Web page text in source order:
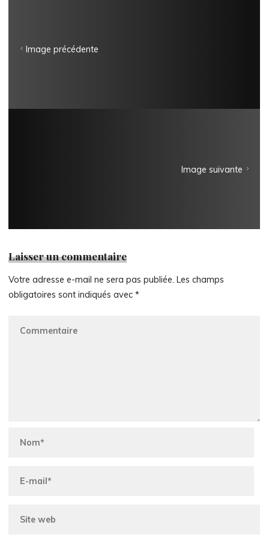
Image précédente
Image suivante
Laisser un commentaire
Votre adresse e-mail ne sera pas publiée. Les champs
obligatoires sont indiqués avec*